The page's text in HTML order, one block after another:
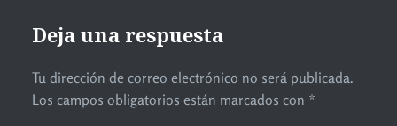
Deja una respuesta
Tu dirección de correo electrónico no será publicada.
Los campos obligatorios están marcados con *